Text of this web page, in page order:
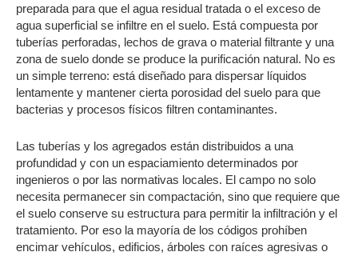
preparada para que el agua residual tratada o el exceso de
agua superficial se infiltre en el suelo. Está compuesta por
tuberías perforadas, lechos de grava o material filtrante y una
zona de suelo donde se produce la purificación natural. No es
un simple terreno: está diseñado para dispersar líquidos
lentamente y mantener cierta porosidad del suelo para que
bacterias y procesos físicos filtren contaminantes.
Las tuberías y los agregados están distribuidos a una
profundidad y con un espaciamiento determinados por
ingenieros o por las normativas locales. El campo no solo
necesita permanecer sin compactación, sino que requiere que
el suelo conserve su estructura para permitir la infiltración y el
tratamiento. Por eso la mayoría de los códigos prohíben
encimar vehículos, edificios, árboles con raíces agresivas o